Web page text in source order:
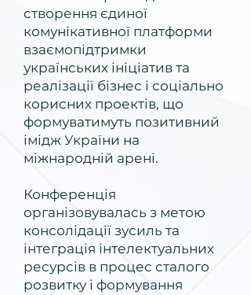
створення єдиної
комунікативної платформи
взаємопідтримки
українських ініціатив та
реалізації бізнес і соціально
корисних проектів, що
формуватимуть позитивний
імідж України на
міжнародній арені.
Конференція
організовувалась з метою
консолідації зусиль та
інтеграція інтелектуальних
ресурсів в процес сталого
розвитку і формування